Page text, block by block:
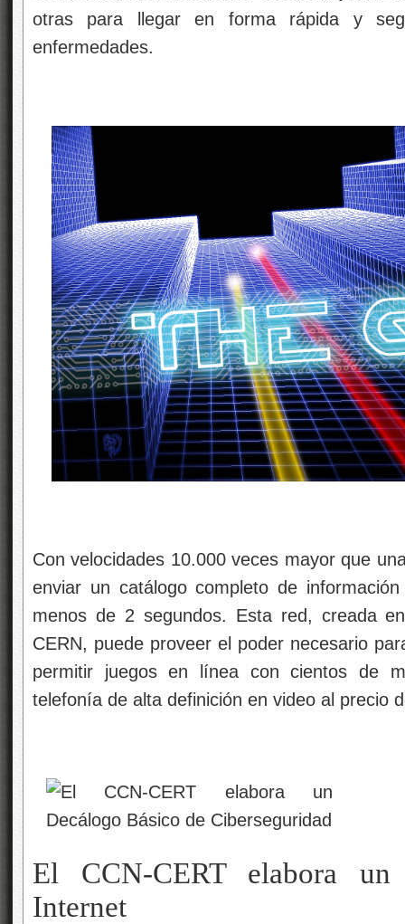
otras para llegar en forma rápida y
enfermedades.
Con velocidades 10.000 veces mayor que
enviar un catálogo completo de
menos de 2 segundos. Esta red, creada
CERN, puede proveer el poder necesario
permitir juegos en línea con cientos de
telefonía de alta definición en video al precio
El CCN-CERT elabora
Internet